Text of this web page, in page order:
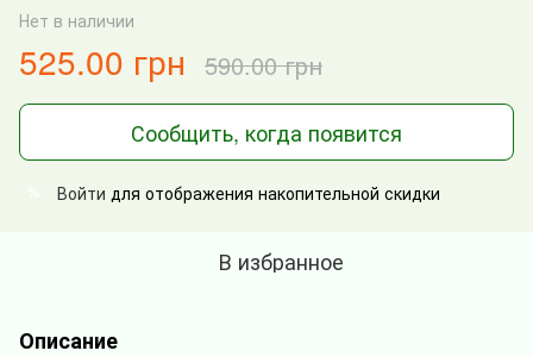
Нет в наличии
525.00 грн 590.00 грн
Сообщить, когда появится
Войти для отображения накопительной скидки
В избранное
Описание